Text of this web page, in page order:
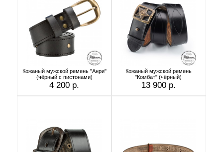
Кожаный мужской ремень "Анри"
(чёрный с пистонами)
4 200 р.
Кожаный мужской ремень
"Комбат" (чёрный)
13 900 р.